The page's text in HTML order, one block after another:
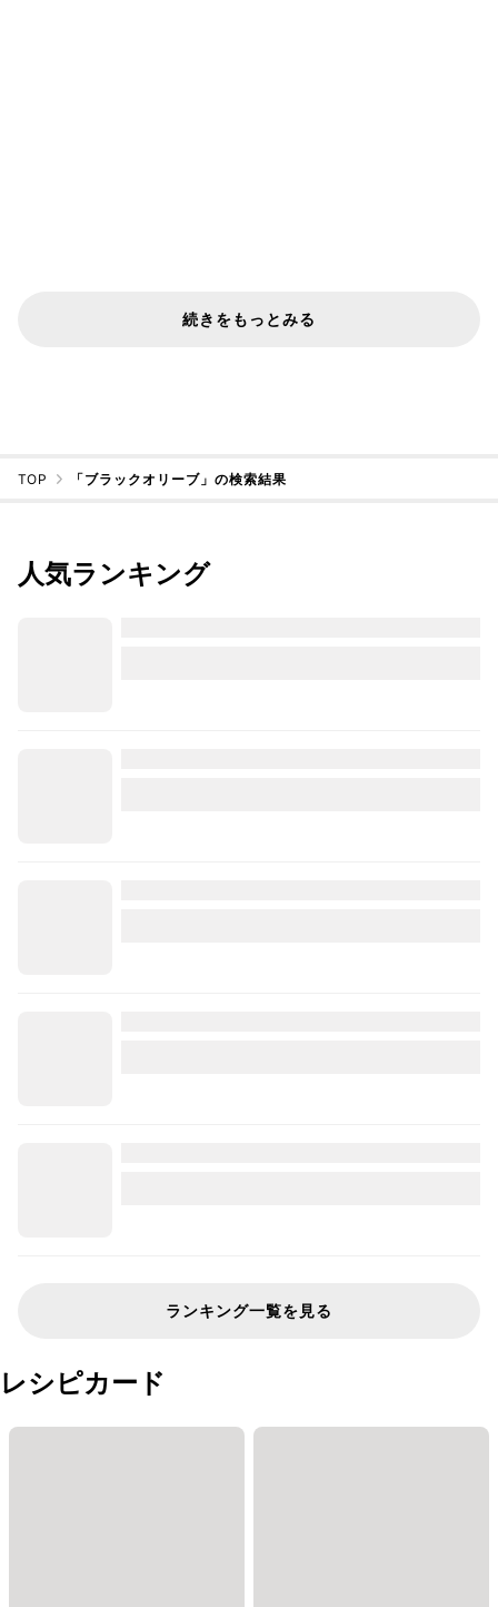
続きをもっとみる
TOP 「ブラックオリーブ」の検索結果
人気ランキング
ランキング一覧を見る
レシピカード